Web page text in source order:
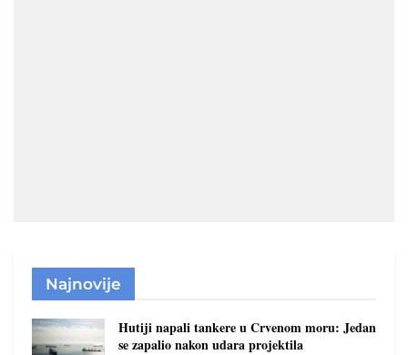
Najnovije
Hutiji napali tankere u Crvenom moru: Jedan
se zapalio nakon udara projektila